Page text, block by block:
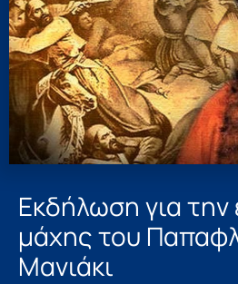
Εκδήλωση για την
μάχης του
Μανιάκι